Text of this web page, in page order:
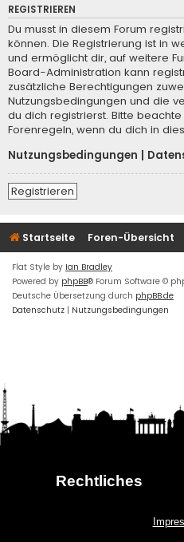
REGISTRIEREN
Du musst in diesem Forum
können. Die Registrierung ist in
und ermöglicht dir, auf weitere
Board-Administration kann
zusätzliche Berechtigungen
Nutzungsbedingungen und die
du dich registrierst. Bitte
Forenregeln, wenn du dich in
Nutzungsbedingungen |
Registrieren
Startseite Foren-Übersicht
Flat Style by Ian Bradley
Powered by phpBB® Forum Software ©
Deutsche Übersetzung durch phpBB.de
Datenschutz | Nutzungsbedingungen
Rechtliches